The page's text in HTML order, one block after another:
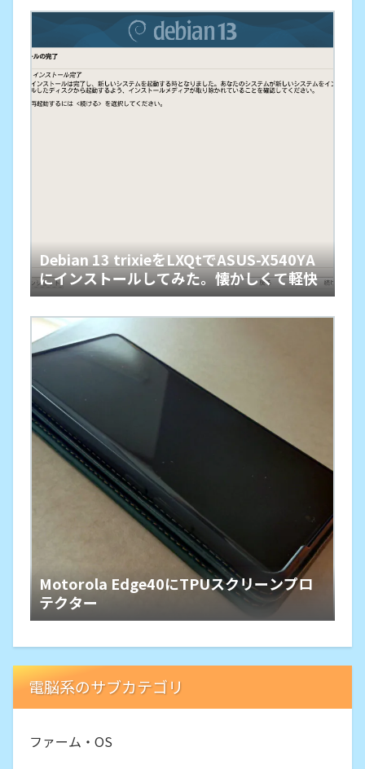
Debian 13 trixieをLXQtでASUS-X540YA
にインストールしてみた。懐かしくて軽快
Motorola Edge40にTPUスクリーンプロ
テクター
電脳系のサブカテゴリ
ファーム・OS